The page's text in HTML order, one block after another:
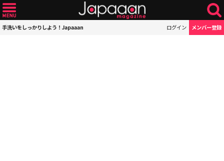
手洗いをしっかりしよう！Japaaan ログイン メンバー登録